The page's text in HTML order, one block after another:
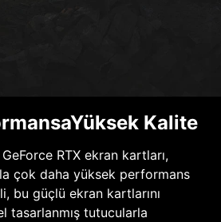
Kalite
RTX ekran kartları,
çok daha yüksek performans
bu güçlü ekran kartlarını
tasarlanmış tutucularla